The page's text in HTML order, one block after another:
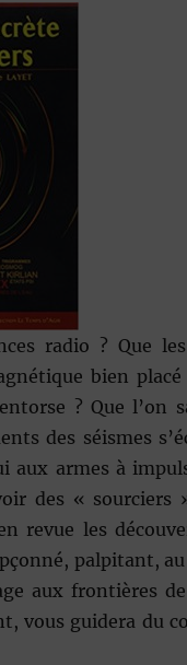
radio ? Que
bien
? Que l’on
des séismes
aux armes à
des « sourciers
revue les
palpitant,
aux frontières
vous guidera du